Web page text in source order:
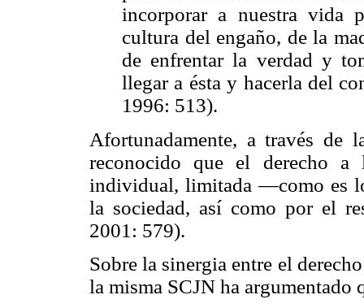
incorporar a nuestra vida
cultura del engaño, de la
de enfrentar la verdad y
llegar a ésta y hacerla del
1996: 513).
Afortunadamente, a través de
reconocido que el derecho a
individual, limitada —como es
la sociedad, así como por el
2001: 579).
Sobre la sinergia entre el
la misma SCJN ha argumentado